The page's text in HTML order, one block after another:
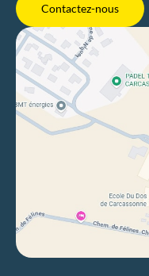
Contactez-nous